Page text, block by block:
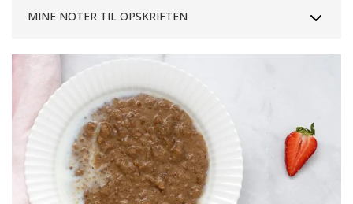
MINE NOTER TIL OPSKRIFTEN